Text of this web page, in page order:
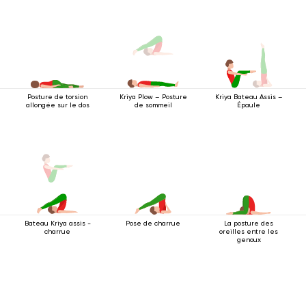
Posture de torsion
allongée sur le dos
Kriya Plow – Posture
de sommeil
Kriya Bateau Assis –
Épaule
Bateau Kriya assis -
charrue
Pose de charrue
La posture des
oreilles entre les
genoux